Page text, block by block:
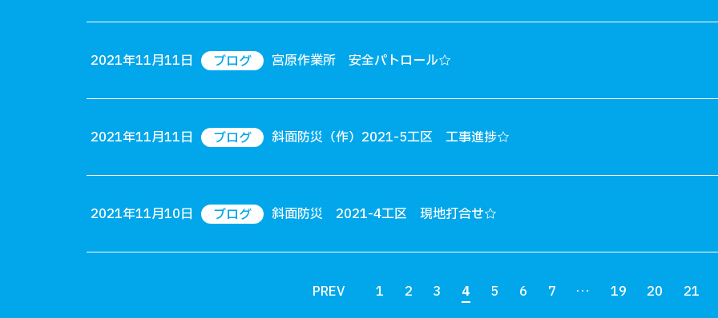
2021年11月11日 ブログ 宮原作業所 安全パトロール☆
2021年11月11日 ブログ 斜面防災（作）2021-5工区 工事進捗☆
2021年11月10日 ブログ 斜面防災 2021-4工区 現地打合せ☆
PREV 1 2 3 4 5 6 7 … 19 20 21